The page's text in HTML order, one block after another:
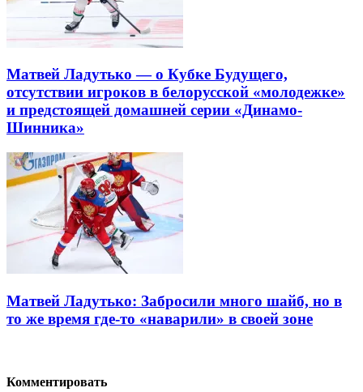
Матвей Ладутько — о Кубке Будущего,
отсутствии игроков в белорусской «молодежке»
и предстоящей домашней серии «Динамо-
Шинника»
Матвей Ладутько: Забросили много шайб, но в
то же время где-то «наварили» в своей зоне
Комментировать